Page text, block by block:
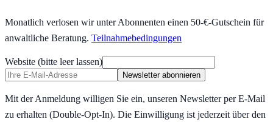
Monatlich verlosen wir unter Abonnenten einen 50-€-Gutschein für
anwaltliche Beratung. Teilnahmebedingungen
Website (bitte leer lassen)
Newsletter abonnieren
Mit der Anmeldung willigen Sie ein, unseren Newsletter per E-Mail
zu erhalten (Double-Opt-In). Die Einwilligung ist jederzeit über den